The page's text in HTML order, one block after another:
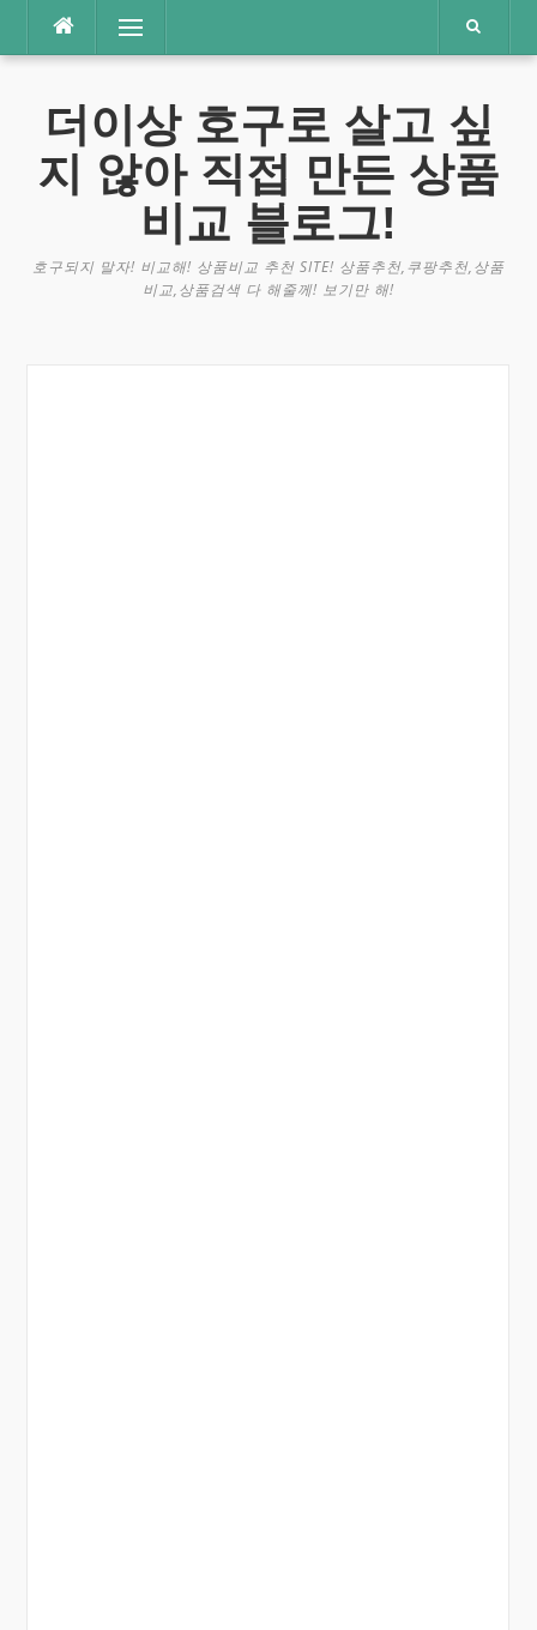
츠
메뉴
더이상 호구로 살고 싶
지 않아 직접 만든 상품
비교 블로그!
호구되지 말자! 비교해! 상품비교 추천 SITE! 상품추천,쿠팡추천,상품
비교,상품검색 다 해줄께! 보기만 해!